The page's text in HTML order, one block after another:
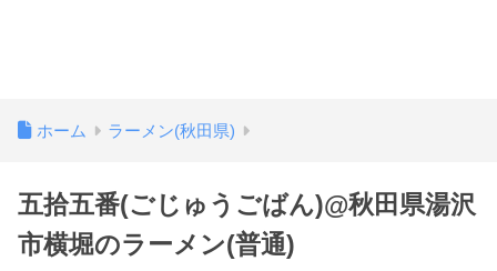
ホーム ラーメン(秋田県)
五拾五番(ごじゅうごばん)@秋田県湯沢
市横堀のラーメン(普通)